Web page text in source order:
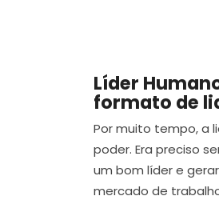
Líder
formato de
Por muito tempo, a
poder. Era preciso
um bom líder e
mercado de